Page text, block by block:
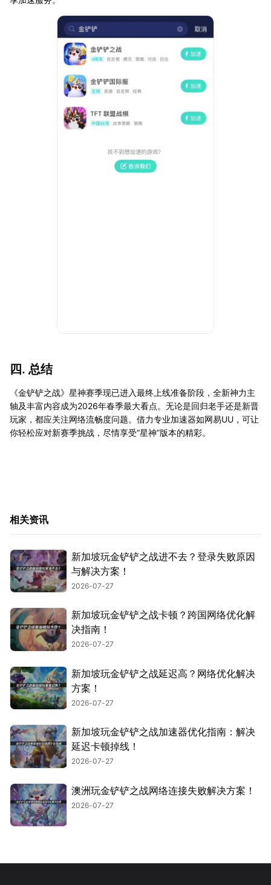
四. 总结
《金铲铲之战》星神赛季现已进入最终上线准备阶段，全新神力主
轴及丰富内容成为2026年春季最大看点。无论是回归老手还是新晋
玩家，都应关注网络流畅度问题。借力专业加速器如网易UU，可让
你轻松应对新赛季挑战，尽情享受“星神”版本的精彩。
相关资讯
新加坡玩金铲铲之战进不去？登录失败原因
与解决方案！
2026-07-27
新加坡玩金铲铲之战卡顿？跨国网络优化解
决指南！
2026-07-27
新加坡玩金铲铲之战延迟高？网络优化解决
方案！
2026-07-27
新加坡玩金铲铲之战加速器优化指南：解决
延迟卡顿掉线！
2026-07-27
澳洲玩金铲铲之战网络连接失败解决方案！
2026-07-27